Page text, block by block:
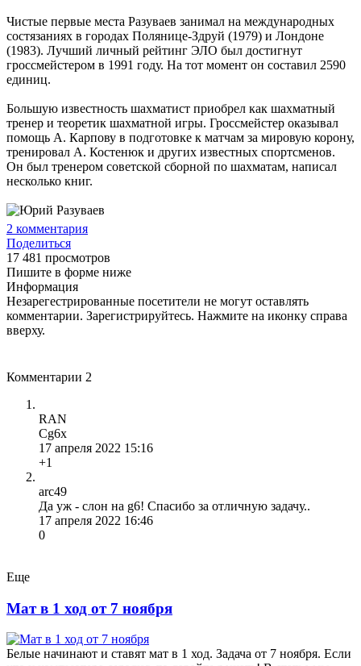
Чистые первые места Разуваев занимал на международных
состязаниях в городах Полянице-Здруй (1979) и Лондоне
(1983). Лучший личный рейтинг ЭЛО был достигнут
гроссмейстером в 1991 году. На тот момент он составил 2590
единиц.
Большую известность шахматист приобрел как шахматный
тренер и теоретик шахматной игры. Гроссмейстер оказывал
помощь А. Карпову в подготовке к матчам за мировую корону,
тренировал А. Костенюк и других известных спортсменов.
Он был тренером советской сборной по шахматам, написал
несколько книг.
2 комментария
Поделиться
17 481 просмотров
Пишите в форме ниже
Информация
Незарегестрированные посетители не могут оставлять
комментарии. Зарегистрируйтесь. Нажмите на иконку справа
вверху.
Комментарии 2
RAN
Сg6х
17 апреля 2022 15:16
+1
arc49
Да уж - слон на g6! Спасибо за отличную задачу..
17 апреля 2022 16:46
0
Еще
Мат в 1 ход от 7 ноября
Белые начинают и ставят мат в 1 ход. Задача от 7 ноября. Если